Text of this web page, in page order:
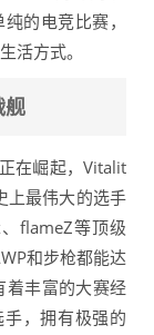
的电竞比赛，
活方式。
舰
在崛起，Vitalit
上最伟大的选手
flameZ等顶级
和步枪都能达
着丰富的大赛经
，拥有极强的